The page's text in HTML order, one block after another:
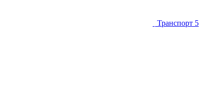
Транспорт 5